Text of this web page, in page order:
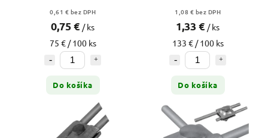
0,61 € bez DPH
0,75 € / ks
75 € / 100 ks
Do košíka
1,08 € bez DPH
1,33 € / ks
133 € / 100 ks
Do košíka